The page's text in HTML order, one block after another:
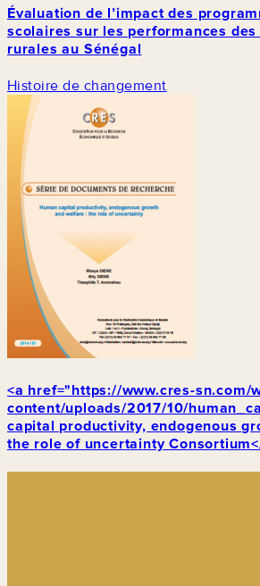
Évaluation de l’impact des
scolaires sur les performances
rurales au Sénégal
Histoire de changement
<a href="https://www.cres-sn.com/
content/uploads/2017/10/
capital productivity, endogenous
the role of uncertainty